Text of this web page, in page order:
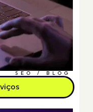
SEO / BLOG